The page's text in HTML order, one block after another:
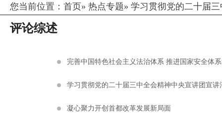
您当前位置： 首页» 热点专题» 学习贯彻党的二十届
评论综述
完善中国特色社会主义法治体系 推进国家安全
学习贯彻党的二十届三中全会精神中央宣讲团宣讲
凝心聚力开创首都改革发展新局面